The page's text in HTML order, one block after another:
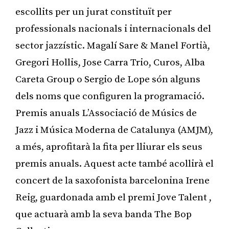
escollits per un jurat constituït per
professionals nacionals i internacionals del
sector jazzístic. Magalí Sare & Manel Fortià,
Gregori Hollis, Jose Carra Trio, Curos, Alba
Careta Group o Sergio de Lope són alguns
dels noms que configuren la programació.
Premis anuals L’Associació de Músics de
Jazz i Música Moderna de Catalunya (AMJM),
a més, aprofitarà la fita per lliurar els seus
premis anuals. Aquest acte també acollirà el
concert de la saxofonista barcelonina Irene
Reig, guardonada amb el premi Jove Talent ,
que actuarà amb la seva banda The Bop